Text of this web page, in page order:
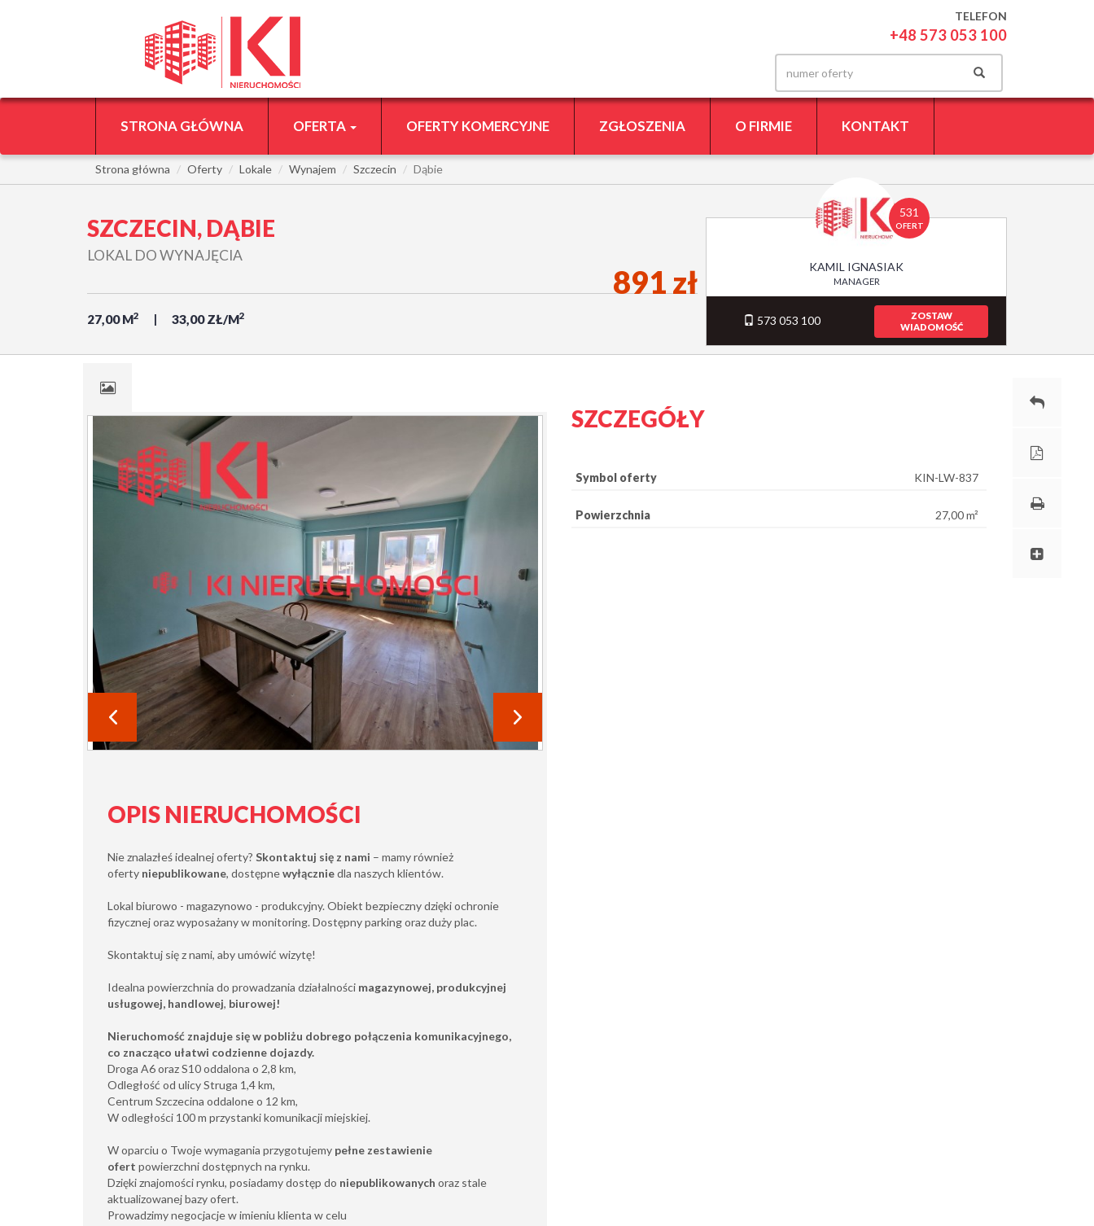
TELEFON
+48 573 053 100
STRONA GŁÓWNA OFERTA OFERTY KOMERCYJNE ZGŁOSZENIA O FIRMIE KONTAKT
Strona główna Oferty Lokale Wynajem Szczecin Dąbie
SZCZECIN, DĄBIE
LOKAL DO WYNAJĘCIA
27,00 M2 33,00 ZŁ/M2
891 zł
531
OFERT
KAMIL IGNASIAK
MANAGER
573 053 100
ZOSTAW
WIADOMOŚĆ
OPIS NIERUCHOMOŚCI
Nie znalazłeś idealnej oferty? Skontaktuj się z nami – mamy również
oferty niepublikowane, dostępnewyłączniedla naszych klientów.
Lokal biurowo - magazynowo - produkcyjny. Obiekt bezpieczny dzięki ochronie
fizycznej oraz wyposażany w monitoring. Dostępny parking oraz duży plac.
Skontaktuj się z nami, aby umówić wizytę!
Idealna powierzchnia do prowadzania działalności magazynowej, produkcyjnej
usługowej, handlowej, biurowej!
Nieruchomość znajduje się w pobliżu dobrego połączenia komunikacyjnego,
co znacząco ułatwi codzienne dojazdy.
Droga A6 oraz S10 oddalona o 2,8 km,
Odległość od ulicy Struga 1,4 km,
Centrum Szczecina oddalone o 12 km,
W odległości 100 m przystanki komunikacji miejskiej.
W oparciu o Twoje wymagania przygotujemy pełne zestawienie
ofert powierzchni dostępnych na rynku.
Dzięki znajomości rynku, posiadamy dostęp do niepublikowanych oraz stale
aktualizowanej bazy ofert.
Prowadzimy negocjacje w imieniu klienta w celu
SZCZEGÓŁY
Symbol oferty KIN-LW-837
Powierzchnia 27,00 m²